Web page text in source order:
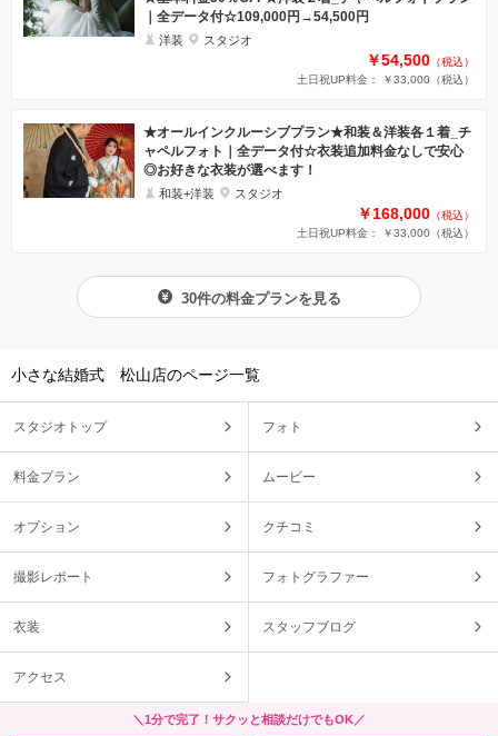
｜全データ付☆109,000円→54,500円
洋装 スタジオ
￥54,500 （税込）
土日祝UP料金： ￥33,000 （税込）
★オールインクルーシブプラン★和装＆洋装各１着_チ
ャペルフォト｜全データ付☆衣装追加料金なしで安心
◎お好きな衣装が選べます！
和装+洋装 スタジオ
￥168,000 （税込）
土日祝UP料金： ￥33,000 （税込）
30件の料金プランを見る
小さな結婚式 松山店のページ一覧
スタジオトップ フォト
料金プラン ムービー
オプション クチコミ
撮影レポート フォトグラファー
衣装 スタッフブログ
アクセス
＼1分で完了！サクッと相談だけでもOK／